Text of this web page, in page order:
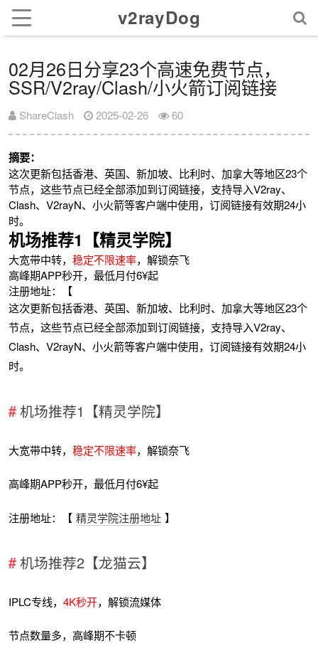
v2rayDog
02月26日分享23个高速免费节点，
SSR/V2ray/Clash/小火箭订阅链接
ShareClash 2025-02-26 60
摘要：
这次更新包括香港、英国、新加坡、比利时、加拿大等地区23个
节点，这些节点已经全部添加到订阅链接，支持导入V2ray、
Clash、V2rayN、小火箭等客户端中使用，订阅链接有效期24小
时。
机场推荐1【精灵学院】
大宽带中转，稳定不限速率，解锁奈飞
高峰期APP秒开，最低月付6¥起
注册地址：【
这次更新包括香港、英国、新加坡、比利时、加拿大等地区23个
节点，这些节点已经全部添加到订阅链接，支持导入V2ray、
Clash、V2rayN、小火箭等客户端中使用，订阅链接有效期24小
时。
机场推荐1【精灵学院】
大宽带中转，稳定不限速率，解锁奈飞
高峰期APP秒开，最低月付6¥起
注册地址：【 精灵学院注册地址 】
机场推荐2【龙猫云】
IPLC专线，4K秒开，解锁流媒体
节点数量多，高峰期不卡顿